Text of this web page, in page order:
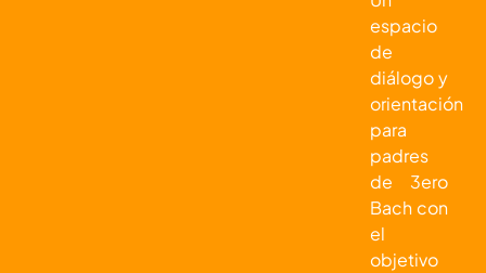
espacio
de
diálogo y
orientación
para
padres
de 3ero
Bach con
el
objetivo